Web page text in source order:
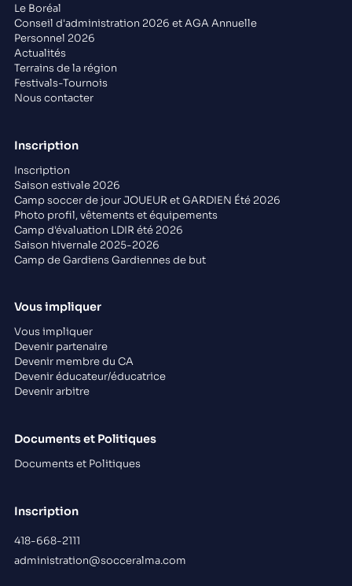
Le Boréal
Conseil d'administration 2026 et AGA Annuelle
Personnel 2026
Actualités
Terrains de la région
Festivals-Tournois
Nous contacter
Inscription
Inscription
Saison estivale 2026
Camp soccer de jour JOUEUR et GARDIEN Été 2026
Photo profil, vêtements et équipements
Camp d'évaluation LDIR été 2026
Saison hivernale 2025-2026
Camp de Gardiens Gardiennes de but
Vous impliquer
Vous impliquer
Devenir partenaire
Devenir membre du CA
Devenir éducateur/éducatrice
Devenir arbitre
Documents et Politiques
Documents et Politiques
Inscription
418-668-2111
administration@socceralma.com